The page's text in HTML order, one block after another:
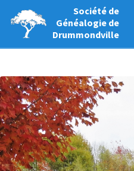
Société de
Généalogie de
Drummondville